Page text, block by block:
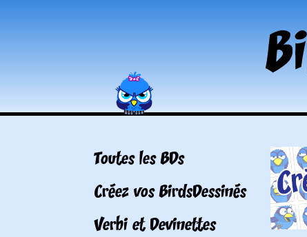
Toutes les BDs
Créez vos BirdsDessinés
Verbi et Devinettes